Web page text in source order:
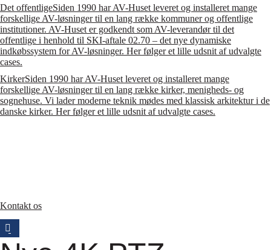
Det offentligeSiden 1990 har AV-Huset leveret og installeret mange
forskellige AV-løsninger til en lang række kommuner og offentlige
institutioner. AV-Huset er godkendt som AV-leverandør til det
offentlige i henhold til SKI-aftale 02.70 – det nye dynamiske
indkøbssystem for AV-løsninger. Her følger et lille udsnit af udvalgte
cases.
KirkerSiden 1990 har AV-Huset leveret og installeret mange
forskellige AV-løsninger til en lang række kirker, menigheds- og
sognehuse. Vi lader moderne teknik mødes med klassisk arkitektur i de
danske kirker. Her følger et lille udsnit af udvalgte cases.
Kontakt os